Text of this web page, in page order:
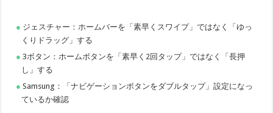
ジェスチャー：ホームバーを「素早くスワイプ」ではなく「ゆっ
くりドラッグ」する
3ボタン：ホームボタンを「素早く2回タップ」ではなく「長押
し」する
Samsung：「ナビゲーションボタンをダブルタップ」設定になっ
ているか確認